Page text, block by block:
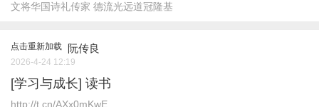
文将华国诗礼传家 德流光远道冠隆基
点击重新加载 阮传良
2026-4-24 12:19
[学习与成长‌] 读书
http://t.cn/AXx0mKwE